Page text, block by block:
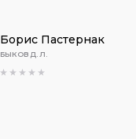
Борис Пастернак
БЫКОВ Д. Л.